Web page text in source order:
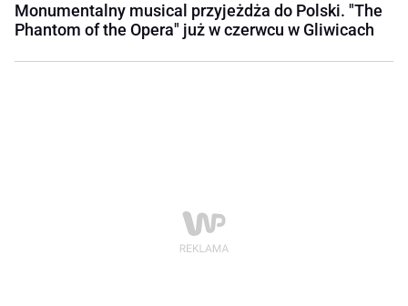
Monumentalny musical przyjeżdża do Polski. "The
Phantom of the Opera" już w czerwcu w Gliwicach